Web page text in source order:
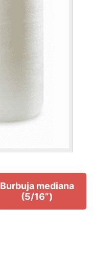
Burbuja mediana
(5/16”)